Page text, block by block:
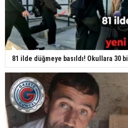
81 ilde düğmeye basıldı! Okullara